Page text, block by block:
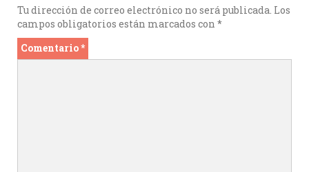
Tu dirección de correo electrónico no será publicada. Los
campos obligatorios están marcados con *
Comentario*